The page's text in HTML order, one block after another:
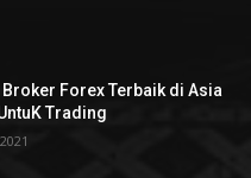
Broker Forex Terbaik di Asia
Trading